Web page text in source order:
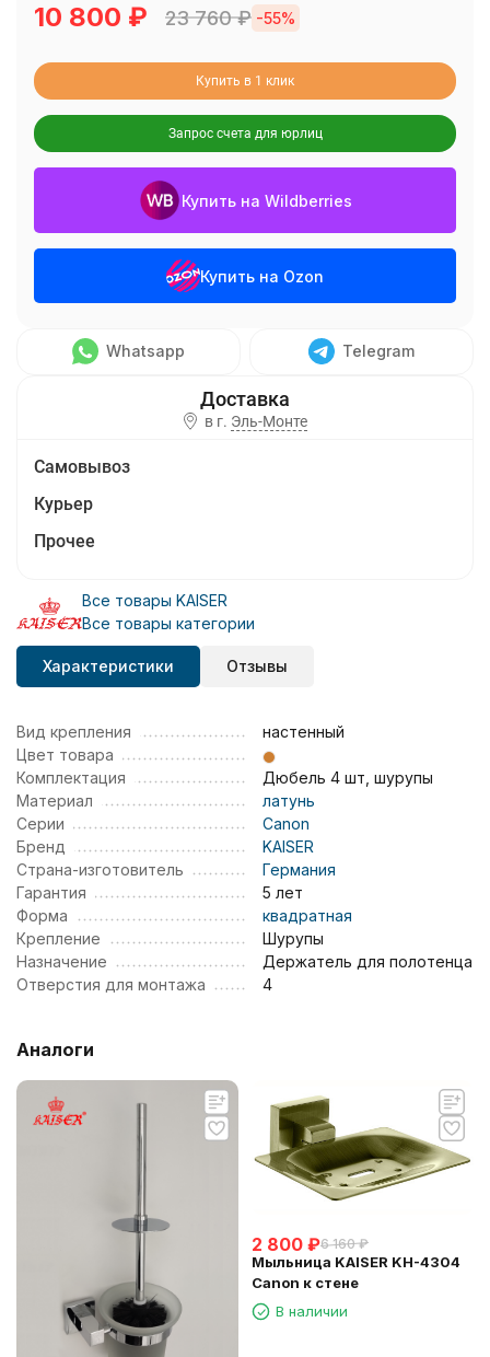
10 800 ₽ 23 760₽ -55%
Купить в 1 клик
Запрос счета для юрлиц
Купить на Wildberries
Купить на Ozon
Whatsapp Telegram
в г. Эль-Монте
Самовывоз
Курьер
Прочее
Все товары KAISER
Все товары категории
Характеристики Отзывы
Вид крепления
настенный
Цвет товара
Комплектация
Дюбель 4 шт, шурупы
Материал
латунь
Серии
Canon
Бренд
KAISER
Страна-изготовитель
Германия
Гарантия
5 лет
Форма
квадратная
Крепление
Шурупы
Назначение
Держатель для полотенца
Отверстия для монтажа
4
Аналоги
2 800 ₽6 160 ₽
Мыльница KAISER KH-4304
Canon к стене
В наличии